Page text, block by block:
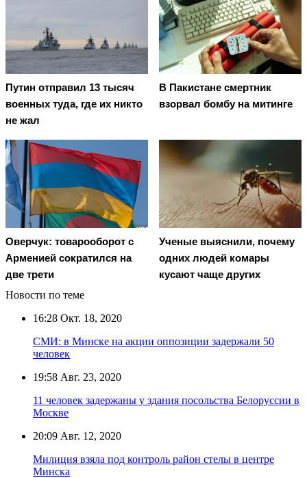
Путин отправил 13 тысяч
военных туда, где их никто
не жал
В Пакистане смертник
взорвал бомбу на митинге
Оверчук: товарооборот с
Арменией сократился на
две трети
Ученые выяснили, почему
одних людей комары
кусают чаще других
Новости по теме
16:28 Окт. 18, 2020
СМИ: в Минске на акции оппозиции задержали 50
человек
19:58 Авг. 23, 2020
11 человек задержаны у здания посольства Белоруссии в
Москве
20:09 Авг. 12, 2020
Милиция взяла под контроль район стелы в центре
Минска